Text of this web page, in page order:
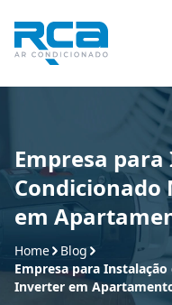
Empresa
em
Home
Blog
Empresa para
Inverter em